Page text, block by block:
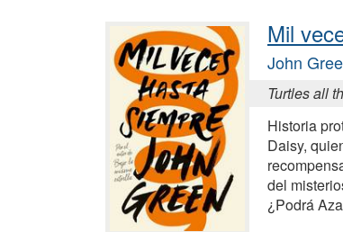
Mil
John
Turtles all
Historia
Daisy,
del
¿Podrá